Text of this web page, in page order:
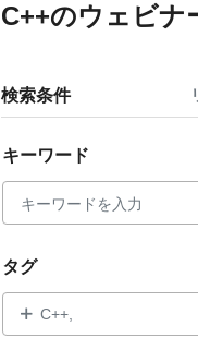
C++のウェビナ
検索条件
キーワード
タグ
C++,